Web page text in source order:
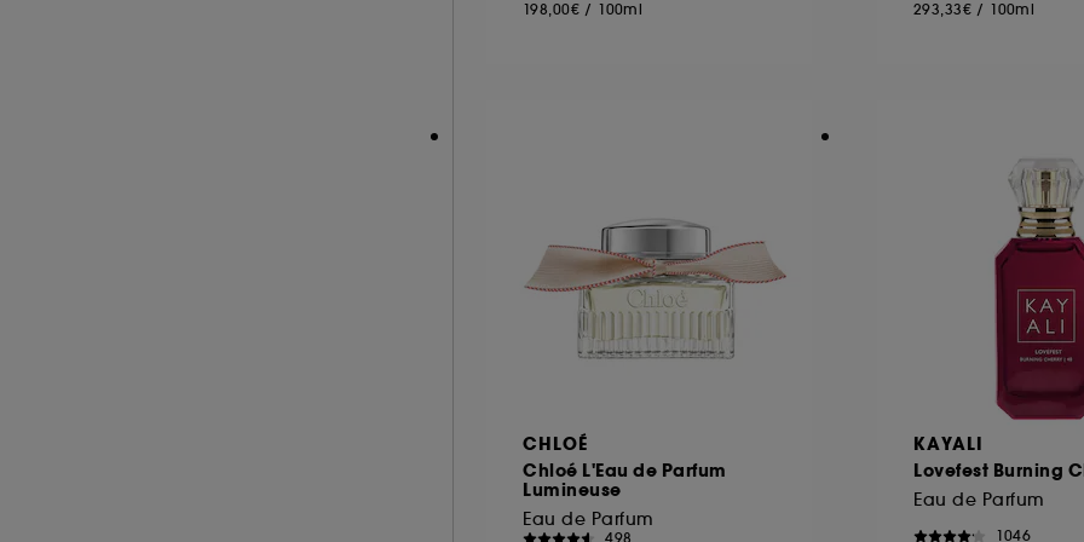
198,00€ / 100ml 293,33€ / 100ml
CHLOÉ
Chloé L'Eau de Parfum
Lumineuse
Eau de Parfum
498
KAYALI
Lovefest Burning
Eau de Parfum
1046